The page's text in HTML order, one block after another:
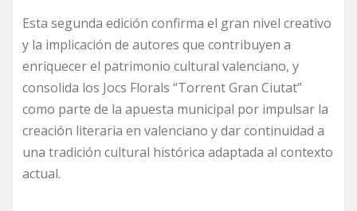
Esta segunda edición confirma el gran nivel creativo
y la implicación de autores que contribuyen a
enriquecer el patrimonio cultural valenciano, y
consolida los Jocs Florals “Torrent Gran Ciutat”
como parte de la apuesta municipal por impulsar la
creación literaria en valenciano y dar continuidad a
una tradición cultural histórica adaptada al contexto
actual.